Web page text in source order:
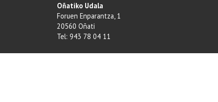
Oñatiko Udala
Foruen Enparantza, 1
20560 Oñati
Tel: 943 78 04 11